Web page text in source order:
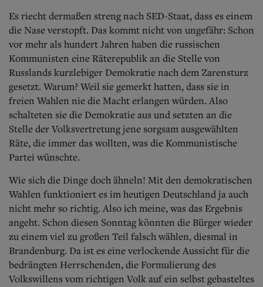
Es riecht dermaßen streng nach SED-Staat, dass es einem
die Nase verstopft. Das kommt nicht von ungefähr: Schon
vor mehr als hundert Jahren haben die russischen
Kommunisten eine Räterepublik an die Stelle von
Russlands kurzlebiger Demokratie nach dem Zarensturz
gesetzt. Warum? Weil sie gemerkt hatten, dass sie in
freien Wahlen nie die Macht erlangen würden. Also
schalteten sie die Demokratie aus und setzten an die
Stelle der Volksvertretung jene sorgsam ausgewählten
Räte, die immer das wollten, was die Kommunistische
Partei wünschte.
Wie sich die Dinge doch ähneln! Mit den demokratischen
Wahlen funktioniert es im heutigen Deutschland ja auch
nicht mehr so richtig. Also ich meine, was das Ergebnis
angeht. Schon diesen Sonntag könnten die Bürger wieder
zu einem viel zu großen Teil falsch wählen, diesmal in
Brandenburg. Da ist es eine verlockende Aussicht für die
bedrängten Herrschenden, die Formulierung des
Volkswillens vom richtigen Volk auf ein selbst gebasteltes